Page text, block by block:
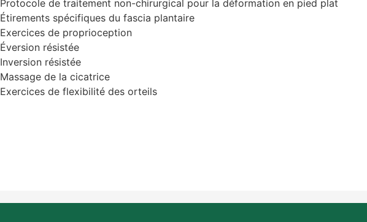
Protocole de traitement non-chirurgical pour la déformation en pied plat
Étirements spécifiques du fascia plantaire
Exercices de proprioception
Éversion résistée
Inversion résistée
Massage de la cicatrice
Exercices de flexibilité des orteils